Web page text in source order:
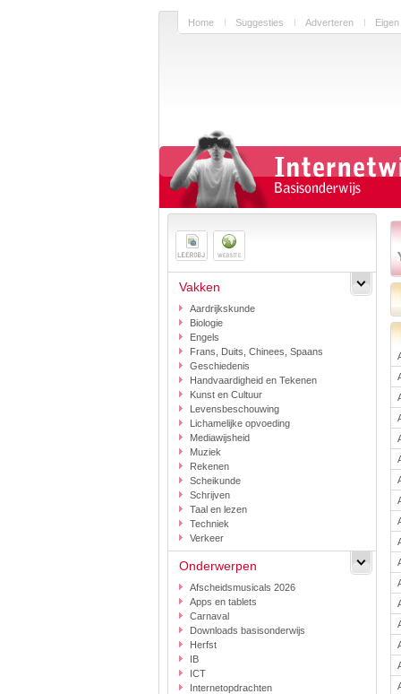
Home Suggesties Adverteren
Vakken
Aardrijkskunde
Biologie
Engels
Frans, Duits, Chinees, Spaans
Geschiedenis
Handvaardigheid en Tekenen
Kunst en Cultuur
Levensbeschouwing
Lichamelijke opvoeding
Mediawijsheid
Muziek
Rekenen
Scheikunde
Schrijven
Taal en lezen
Techniek
Verkeer
Onderwerpen
Afscheidsmusicals 2026
Apps en tablets
Carnaval
Downloads basisonderwijs
Herfst
IB
ICT
Internetopdrachten